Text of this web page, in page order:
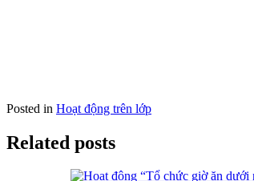
Posted in Hoạt động trên lớp
Related posts